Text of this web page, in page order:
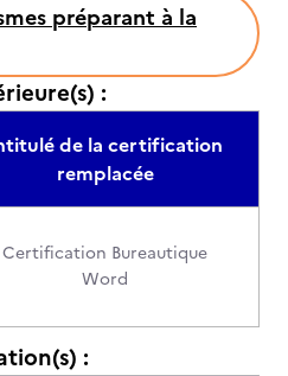
préparant à la
:
de la certification
remplacée
Certification Bureautique
Word
: